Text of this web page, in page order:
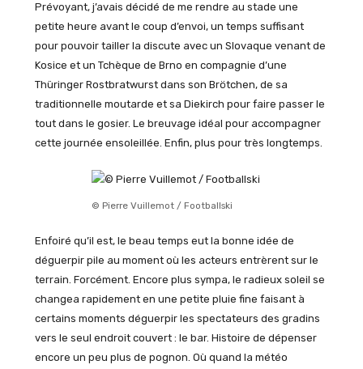
Prévoyant, j’avais décidé de me rendre au stade une
petite heure avant le coup d’envoi, un temps suffisant
pour pouvoir tailler la discute avec un Slovaque venant de
Kosice et un Tchèque de Brno en compagnie d’une
Thüringer Rostbratwurst dans son Brötchen, de sa
traditionnelle moutarde et sa Diekirch pour faire passer le
tout dans le gosier. Le breuvage idéal pour accompagner
cette journée ensoleillée. Enfin, plus pour très longtemps.
© Pierre Vuillemot / Footballski
Enfoiré qu’il est, le beau temps eut la bonne idée de
déguerpir pile au moment où les acteurs entrèrent sur le
terrain. Forcément. Encore plus sympa, le radieux soleil se
changea rapidement en une petite pluie fine faisant à
certains moments déguerpir les spectateurs des gradins
vers le seul endroit couvert : le bar. Histoire de dépenser
encore un peu plus de pognon. Où quand la météo